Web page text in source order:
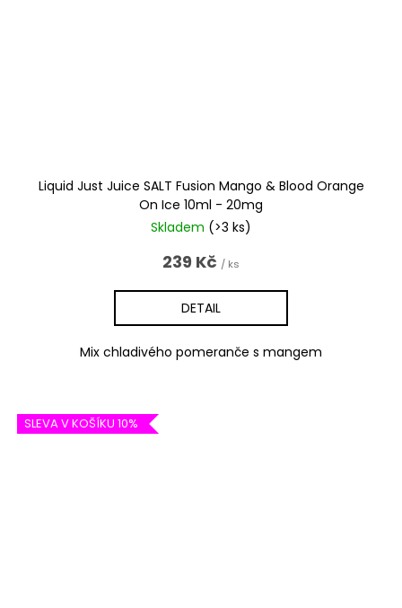
Liquid Just Juice SALT Fusion Mango & Blood Orange
On Ice 10ml - 20mg
Skladem (>3 ks)
239 Kč / ks
DETAIL
Mix chladivého pomeranče s mangem
SLEVA V KOŠÍKU 10%